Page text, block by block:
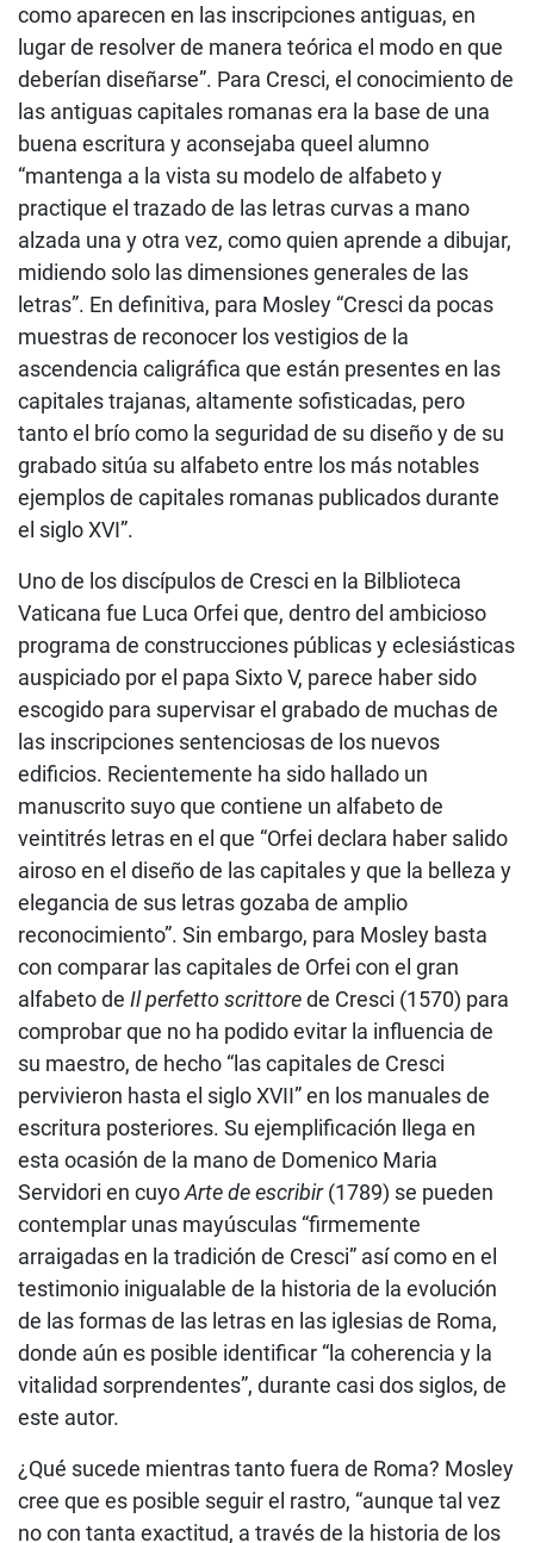
como aparecen en las inscripciones antiguas, en
lugar de resolver de manera teórica el modo en que
deberían diseñarse”. Para Cresci, el conocimiento de
las antiguas capitales romanas era la base de una
buena escritura y aconsejaba queel alumno
“mantenga a la vista su modelo de alfabeto y
practique el trazado de las letras curvas a mano
alzada una y otra vez, como quien aprende a dibujar,
midiendo solo las dimensiones generales de las
letras”. En definitiva, para Mosley “Cresci da pocas
muestras de reconocer los vestigios de la
ascendencia caligráfica que están presentes en las
capitales trajanas, altamente sofisticadas, pero
tanto el brío como la seguridad de su diseño y de su
grabado sitúa su alfabeto entre los más notables
ejemplos de capitales romanas publicados durante
el siglo XVI”.
Uno de los discípulos de Cresci en la Bilblioteca
Vaticana fue Luca Orfei que, dentro del ambicioso
programa de construcciones públicas y eclesiásticas
auspiciado por el papa Sixto V, parece haber sido
escogido para supervisar el grabado de muchas de
las inscripciones sentenciosas de los nuevos
edificios. Recientemente ha sido hallado un
manuscrito suyo que contiene un alfabeto de
veintitrés letras en el que “Orfei declara haber salido
airoso en el diseño de las capitales y que la belleza y
elegancia de sus letras gozaba de amplio
reconocimiento”. Sin embargo, para Mosley basta
con comparar las capitales de Orfei con el gran
alfabeto de Il perfetto scrittorede Cresci (1570) para
comprobar que no ha podido evitar la influencia de
su maestro, de hecho “las capitales de Cresci
pervivieron hasta el siglo XVII” en los manuales de
escritura posteriores. Su ejemplificación llega en
esta ocasión de la mano de Domenico Maria
Servidori en cuyoArte de escribir(1789) se pueden
contemplar unas mayúsculas “firmemente
arraigadas en la tradición de Cresci” así como en el
testimonio inigualable de la historia de la evolución
de las formas de las letras en las iglesias de Roma,
donde aún es posible identificar “la coherencia y la
vitalidad sorprendentes”, durante casi dos siglos, de
este autor.
¿Qué sucede mientras tanto fuera de Roma? Mosley
cree que es posible seguir el rastro, “aunque tal vez
no con tanta exactitud, a través de la historia de los